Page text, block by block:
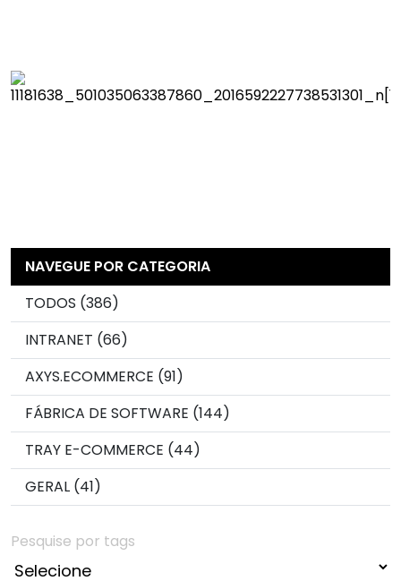
NAVEGUE POR CATEGORIA
TODOS (386)
INTRANET (66)
AXYS.ECOMMERCE (91)
FÁBRICA DE SOFTWARE (144)
TRAY E-COMMERCE (44)
GERAL (41)
Pesquise por tags